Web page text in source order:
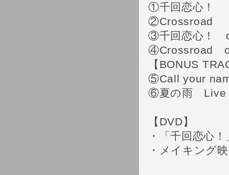
①千回恋心！
②Crossroad
③千回恋心！
④Crossroad
【BONUS
⑤Call your
⑥夏の雨 Live
【DVD】
・「千回恋心
・メイキング